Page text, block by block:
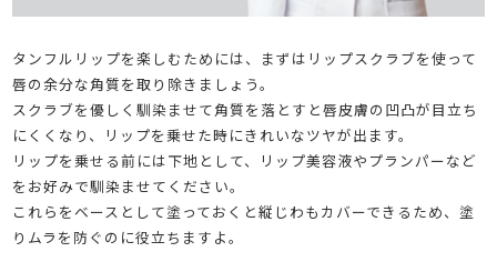
タンフルリップを楽しむためには、まずはリップスクラブを使って
唇の余分な角質を取り除きましょう。
スクラブを優しく馴染ませて角質を落とすと唇皮膚の凹凸が目立ち
にくくなり、リップを乗せた時にきれいなツヤが出ます。
リップを乗せる前には下地として、リップ美容液やプランパーなど
をお好みで馴染ませてください。
これらをベースとして塗っておくと縦じわもカバーできるため、塗
りムラを防ぐのに役立ちますよ。